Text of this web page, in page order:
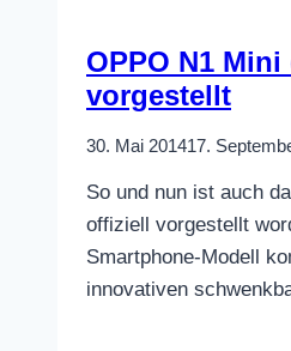
OPPO N1
vorgestellt
30. Mai 201417.
So und nun ist auch
offiziell vorgestellt
Smartphone-Modell
innovativen